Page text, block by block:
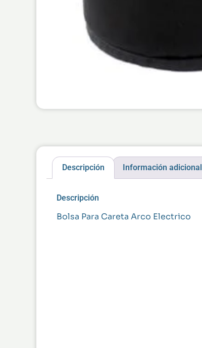
Descripción Información adicional
Descripción
Bolsa Para Careta Arco Electrico